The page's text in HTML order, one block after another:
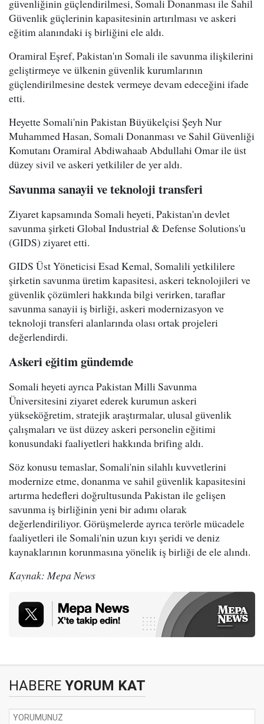
güvenliğinin güçlendirilmesi, Somali Donanması ile Sahil
Güvenlik güçlerinin kapasitesinin artırılması ve askeri
eğitim alanındaki iş birliğini ele aldı.
Oramiral Eşref, Pakistan'ın Somali ile savunma ilişkilerini
geliştirmeye ve ülkenin güvenlik kurumlarının
güçlendirilmesine destek vermeye devam edeceğini ifade
etti.
Heyette Somali'nin Pakistan Büyükelçisi Şeyh Nur
Muhammed Hasan, Somali Donanması ve Sahil Güvenliği
Komutanı Oramiral Abdiwahaab Abdullahi Omar ile üst
düzey sivil ve askeri yetkililer de yer aldı.
Savunma sanayii ve teknoloji transferi
Ziyaret kapsamında Somali heyeti, Pakistan'ın devlet
savunma şirketi Global Industrial & Defense Solutions'u
(GIDS) ziyaret etti.
GIDS Üst Yöneticisi Esad Kemal, Somalili yetkililere
şirketin savunma üretim kapasitesi, askeri teknolojileri ve
güvenlik çözümleri hakkında bilgi verirken, taraflar
savunma sanayii iş birliği, askeri modernizasyon ve
teknoloji transferi alanlarında olası ortak projeleri
değerlendirdi.
Askeri eğitim gündemde
Somali heyeti ayrıca Pakistan Milli Savunma
Üniversitesini ziyaret ederek kurumun askeri
yükseköğretim, stratejik araştırmalar, ulusal güvenlik
çalışmaları ve üst düzey askeri personelin eğitimi
konusundaki faaliyetleri hakkında brifing aldı.
Söz konusu temaslar, Somali'nin silahlı kuvvetlerini
modernize etme, donanma ve sahil güvenlik kapasitesini
artırma hedefleri doğrultusunda Pakistan ile gelişen
savunma iş birliğinin yeni bir adımı olarak
değerlendiriliyor. Görüşmelerde ayrıca terörle mücadele
faaliyetleri ile Somali'nin uzun kıyı şeridi ve deniz
kaynaklarının korunmasına yönelik iş birliği de ele alındı.
Kaynak: Mepa News
HABERE YORUM KAT